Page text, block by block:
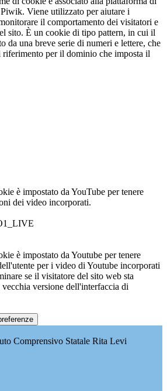
Viene utilizzato per aiutare i
il comportamento dei visitatori e
sito. È un cookie di tipo pattern, in cui il
da una breve serie di numeri e lettere, che
riferimento per il dominio che imposta il
è impostato da YouTube per tenere
dei video incorporati.
è impostato da Youtube per tenere
per i video di Youtube incorporati
se il visitatore del sito web sta
versione dell'interfaccia di
Comprensivo Statale Rita Levi